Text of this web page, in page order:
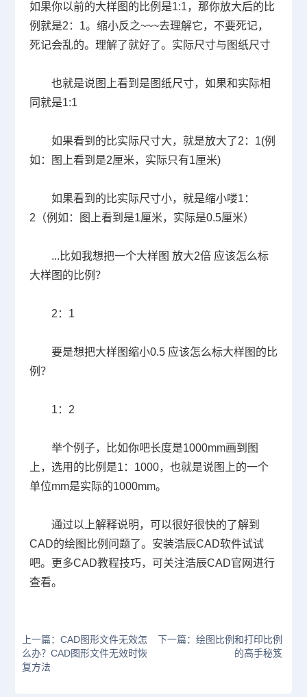
如果你以前的大样图的比例是1:1，那你放大后的比
例就是2 ： 1。缩小反之~~~去理解它，不要死记，
死记会乱的。理解了就好了。实际尺寸与图纸尺寸
也就是说图上看到是图纸尺寸，如果和实际相
同就是1:1
如果看到的比实际尺寸大，就是放大了2 ： 1(例
如：图上看到是2厘米，实际只有1厘米)
如果看到的比实际尺寸小，就是缩小喽1：
2 （例如：图上看到是1厘米，实际是0.5厘米）
... 比如我想把一个大样图 放大2倍 应该怎么标
大样图的比例？
2 ： 1
要是想把大样图缩小0.5 应该怎么标大样图的比
例？
1： 2
举个例子，比如你吧长度是1000mm画到图
上，选用的比例是1： 1000，也就是说图上的一个
单位mm是实际的1000mm。
通过以上解释说明，可以很好很快的了解到
CAD的绘图比例问题了。 安装浩辰CAD软件试试
吧。更多CAD教程技巧，可关注浩辰CAD官网进行
查看。
上一篇：CAD图形文件无效怎
么办？CAD图形文件无效时恢
复方法
下一篇：绘图比例和打印比例
的高手秘笈